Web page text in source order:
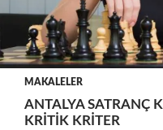
MAKALELER
ANTALYA SATRANÇ
KRITIK KRITER